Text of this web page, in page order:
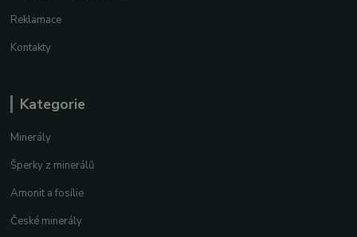
Reklamace
Kontakty
Kategorie
Minerály
Šperky z minerálů
Amonit a fosílie
České minerály